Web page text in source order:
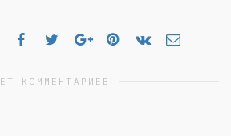
КОММЕНТАРИЕВ